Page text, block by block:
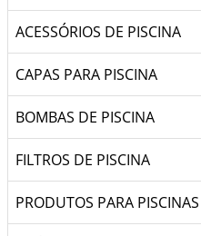
ACESSÓRIOS DE PISCINA
CAPAS PARA PISCINA
BOMBAS DE PISCINA
FILTROS DE PISCINA
PRODUTOS PARA PISCINAS